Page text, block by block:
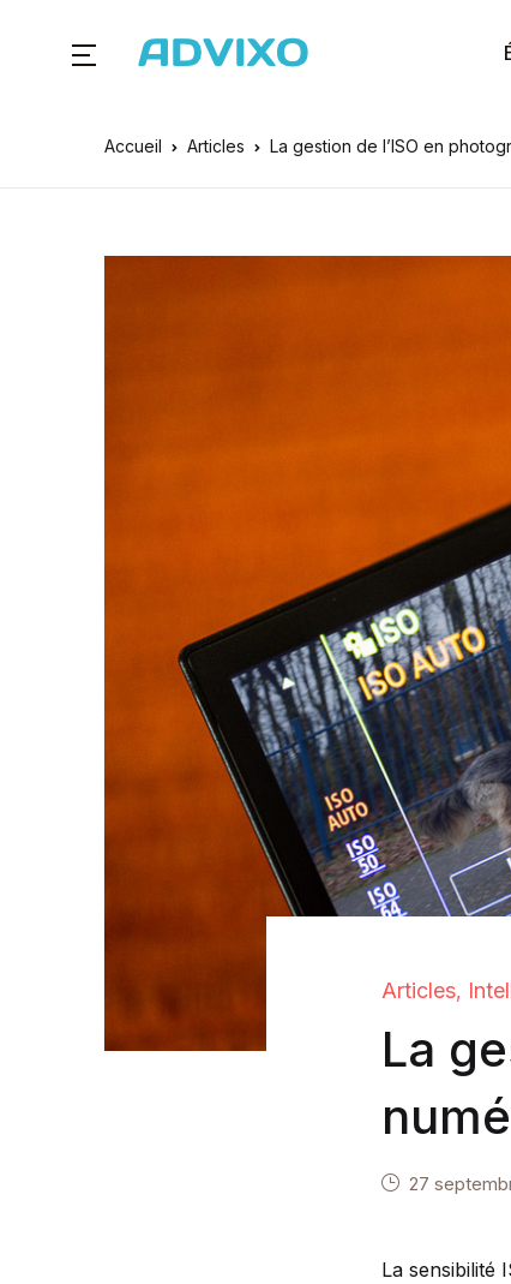
Accueil Articles La gestion de l’ISO en
Articles,
La
27
La sensibilité